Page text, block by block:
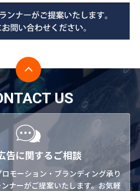
US
告に関するご相談
モーション・ブランディング承り
ナーがご提案いたします。お気軽